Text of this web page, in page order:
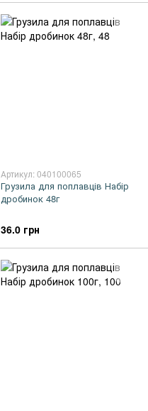
Артикул: 040100065
Грузила для поплавців Набір
дробинок 48г
36.0 грн